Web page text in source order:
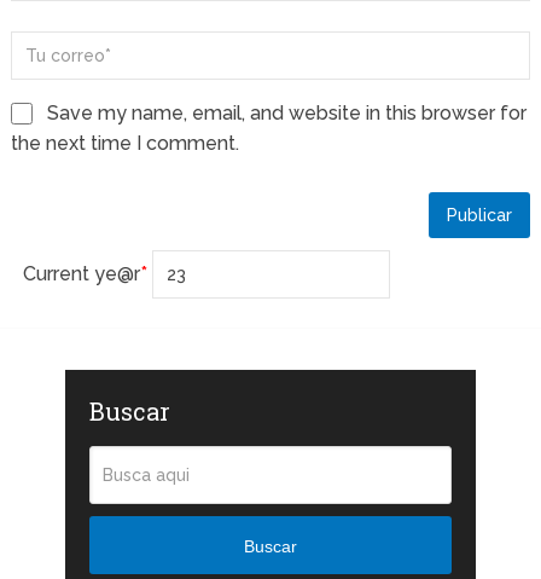
Save my name, email, and website in this browser for
the next time I comment.
Current ye@r*
Buscar
Buscar